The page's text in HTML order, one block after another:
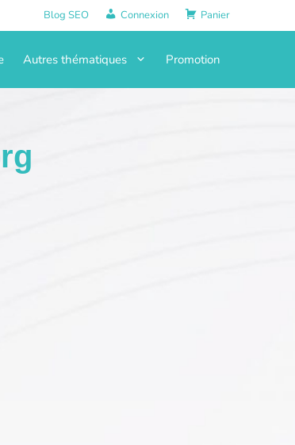
Blog SEO Connexion Panier
Autres thématiques Promotion